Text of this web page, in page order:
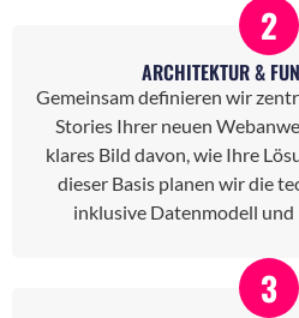
2
ARCHITEKTUR &
Gemeinsam definieren wir
Stories Ihrer neuen
klares Bild davon, wie Ihre
dieser Basis planen wir die
inklusive Datenmodell
3